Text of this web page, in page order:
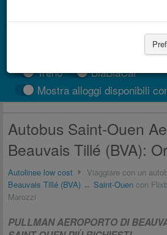
CERCA LE
Treno
BlaBlaCar
Mostra alloggi disponibili
Autobus Saint-Ouen
Beauvais Tillé (BVA):
Autolinee low cost Viaggiare con un
Beauvais Tillé (BVA) ↔ Saint-Ouen con
Marozzi
PULLMAN AEROPORTO DI